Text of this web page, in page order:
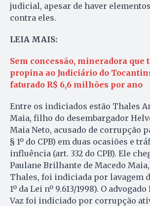
judicial, apesar de haver
contra eles.
LEIA MAIS:
Sem concessão, mineradora que
propina ao Judiciário do
faturado R$ 6,6 milhões por ano
Entre os indiciados estão Thales
Maia, filho do desembargador
Maia Neto, acusado de corrupção
§ 1º do CPB) em duas ocasiões e
influência (art. 332 do CPB). Ele
Paulane Brilhante de Macedo
Thales, foi indiciada por lavagem
1º da Lei nº 9.613/1998). O
Vaz foi indiciado por corrupção